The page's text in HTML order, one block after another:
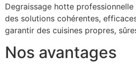
Degraissage hotte
des solutions cohérentes,
garantir des cuisines propres,
Nos avantages